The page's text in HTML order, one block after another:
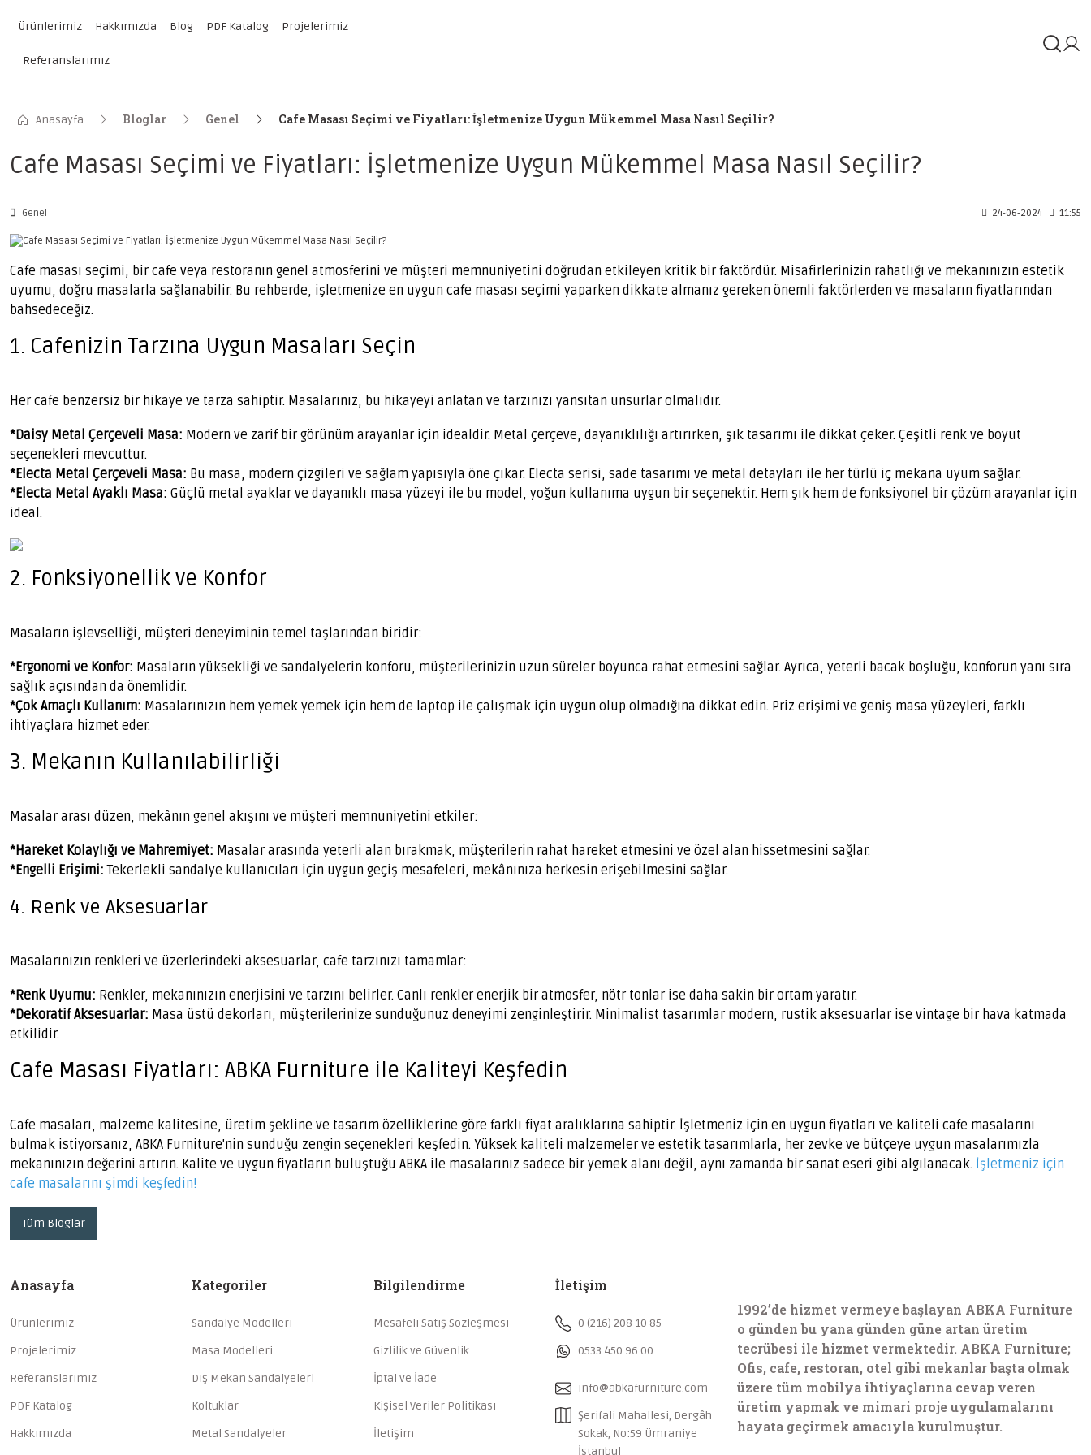
Ürünlerimiz Hakkımızda Blog PDF Katalog Projelerimiz
Referanslarımız
Anasayfa Bloglar Genel Cafe Masası Seçimi ve Fiyatları: İşletmenize Uygun Mükemmel Masa Nasıl Seçilir?
Cafe Masası Seçimi ve Fiyatları: İşletmenize Uygun Mükemmel Masa Nasıl Seçilir?
Genel 24-06-2024 11:55
Cafe masası seçimi, bir cafe veya restoranın genel atmosferini ve müşteri memnuniyetini doğrudan etkileyen kritik bir faktördür. Misafirlerinizin rahatlığı ve mekanınızın estetik
uyumu, doğru masalarla sağlanabilir. Bu rehberde, işletmenize en uygun cafe masası seçimi yaparken dikkate almanız gereken önemli faktörlerden ve masaların fiyatlarından
bahsedeceğiz.
1. Cafenizin Tarzına Uygun Masaları Seçin
Her cafe benzersiz bir hikaye ve tarza sahiptir. Masalarınız, bu hikayeyi anlatan ve tarzınızı yansıtan unsurlar olmalıdır.
*Daisy Metal Çerçeveli Masa: Modern ve zarif bir görünüm arayanlar için idealdir. Metal çerçeve, dayanıklılığı artırırken, şık tasarımı ile dikkat çeker. Çeşitli renk ve boyut
seçenekleri mevcuttur.
*Electa Metal Çerçeveli Masa: Bu masa, modern çizgileri ve sağlam yapısıyla öne çıkar. Electa serisi, sade tasarımı ve metal detayları ile her türlü iç mekana uyum sağlar.
*Electa Metal Ayaklı Masa: Güçlü metal ayaklar ve dayanıklı masa yüzeyi ile bu model, yoğun kullanıma uygun bir seçenektir. Hem şık hem de fonksiyonel bir çözüm arayanlar için
ideal.
2. Fonksiyonellik ve Konfor
Masaların işlevselliği, müşteri deneyiminin temel taşlarından biridir:
*Ergonomi ve Konfor: Masaların yüksekliği ve sandalyelerin konforu, müşterilerinizin uzun süreler boyunca rahat etmesini sağlar. Ayrıca, yeterli bacak boşluğu, konforun yanı sıra
sağlık açısından da önemlidir.
*Çok Amaçlı Kullanım: Masalarınızın hem yemek yemek için hem de laptop ile çalışmak için uygun olup olmadığına dikkat edin. Priz erişimi ve geniş masa yüzeyleri, farklı
ihtiyaçlara hizmet eder.
3. Mekanın Kullanılabilirliği
Masalar arası düzen, mekânın genel akışını ve müşteri memnuniyetini etkiler:
*Hareket Kolaylığı ve Mahremiyet: Masalar arasında yeterli alan bırakmak, müşterilerin rahat hareket etmesini ve özel alan hissetmesini sağlar.
*Engelli Erişimi:Tekerlekli sandalye kullanıcıları için uygun geçiş mesafeleri, mekânınıza herkesin erişebilmesini sağlar.
4. Renk ve Aksesuarlar
Masalarınızın renkleri ve üzerlerindeki aksesuarlar, cafe tarzınızı tamamlar:
*Renk Uyumu: Renkler, mekanınızın enerjisini ve tarzını belirler. Canlı renkler enerjik bir atmosfer, nötr tonlar ise daha sakin bir ortam yaratır.
*Dekoratif Aksesuarlar: Masa üstü dekorları, müşterilerinize sunduğunuz deneyimi zenginleştirir. Minimalist tasarımlar modern, rustik aksesuarlar ise vintage bir hava katmada
etkilidir.
Cafe Masası Fiyatları: ABKA Furniture ile Kaliteyi Keşfedin
Cafe masaları, malzeme kalitesine, üretim şekline ve tasarım özelliklerine göre farklı fiyat aralıklarına sahiptir. İşletmeniz için en uygun fiyatları ve kaliteli cafe masalarını
bulmak istiyorsanız, ABKA Furniture'nin sunduğu zengin seçenekleri keşfedin. Yüksek kaliteli malzemeler ve estetik tasarımlarla, her zevke ve bütçeye uygun masalarımızla
mekanınızın değerini artırın. Kalite ve uygun fiyatların buluştuğu ABKA ile masalarınız sadece bir yemek alanı değil, aynı zamanda bir sanat eseri gibi algılanacak. İşletmeniz için
cafe masalarını şimdi keşfedin!
Tüm Bloglar
Anasayfa
Ürünlerimiz
Projelerimiz
Referanslarımız
PDF Katalog
Hakkımızda
Kategoriler
Sandalye Modelleri
Masa Modelleri
Dış Mekan Sandalyeleri
Koltuklar
Metal Sandalyeler
Bilgilendirme
Mesafeli Satış Sözleşmesi
Gizlilik ve Güvenlik
İptal ve İade
Kişisel Veriler Politikası
İletişim
İletişim
0 (216) 208 10 85
0533 450 96 00
info@abkafurniture.com
Şerifali Mahallesi, Dergâh
Sokak, No:59 Ümraniye
İstanbul
1992’de hizmet vermeye başlayan ABKA Furniture
o günden bu yana günden güne artan üretim
tecrübesi ile hizmet vermektedir. ABKA Furniture;
Ofis, cafe, restoran, otel gibi mekanlar başta olmak
üzere tüm mobilya ihtiyaçlarına cevap veren
üretim yapmak ve mimari proje uygulamalarını
hayata geçirmek amacıyla kurulmuştur.